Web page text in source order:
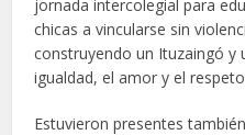
jornada intercolegial para
chicas a vincularse sin
construyendo un Ituzaingó y
igualdad, el amor y el
Estuvieron presentes